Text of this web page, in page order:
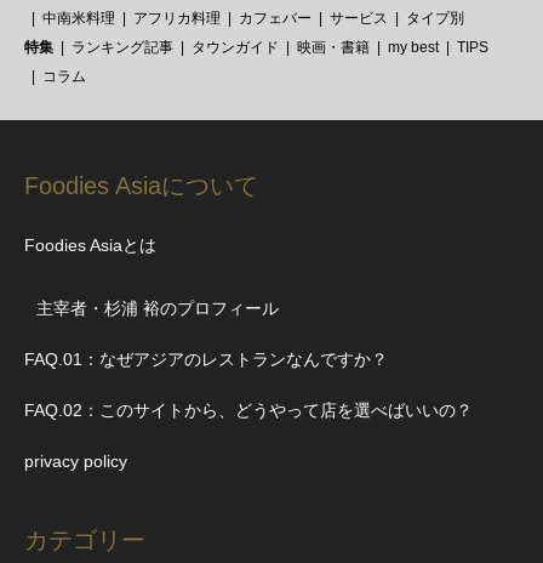
中南米料理
アフリカ料理 カフェバー サービス
タイプ別
特集
ランキング記事 タウンガイド 映画・書籍 my best
TIPS
コラム
Foodies Asiaについて
Foodies Asiaとは
主宰者・杉浦 裕のプロフィール
FAQ.01：なぜアジアのレストランなんですか？
FAQ.02：このサイトから、どうやって店を選べばいいの？
privacy policy
カテゴリー